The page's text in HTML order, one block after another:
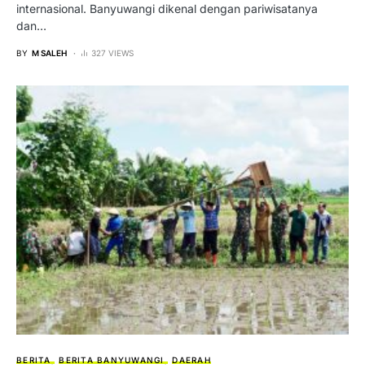
internasional. Banyuwangi dikenal dengan pariwisatanya
dan…
BY M SALEH 327 VIEWS
BERITA BERITA BANYUWANGI DAERAH